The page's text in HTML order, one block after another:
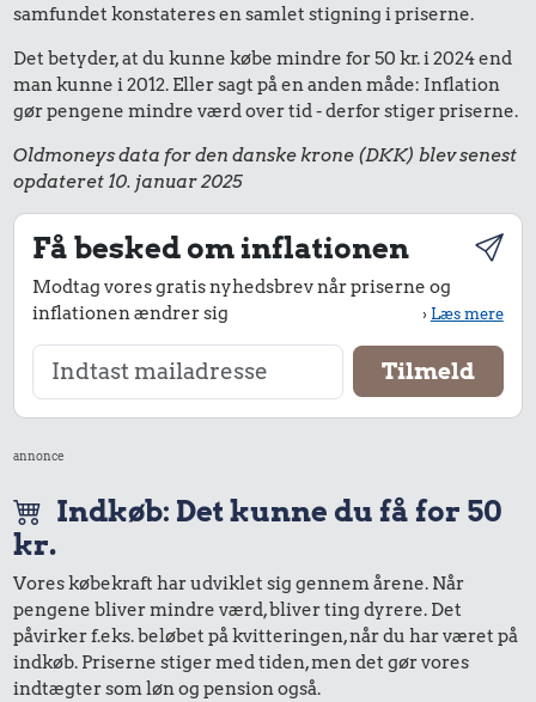
samfundet konstateres en samlet stigning i priserne.
Det betyder, at du kunne købe mindre for 50 kr. i 2024 end
man kunne i 2012. Eller sagt på en anden måde: Inflation
gør pengene mindre værd over tid - derfor stiger priserne.
Oldmoneys data for den danske krone (DKK) blev senest
opdateret 10. januar 2025
Få besked om inflationen
Modtag vores gratis nyhedsbrev når priserne og
inflationen ændrer sig
›Læs mere
annonce
Indkøb: Det kunne du få for 50
kr.
Vores købekraft har udviklet sig gennem årene. Når
pengene bliver mindre værd, bliver ting dyrere. Det
påvirker f.eks. beløbet på kvitteringen, når du har været på
indkøb. Priserne stiger med tiden, men det gør vores
indtægter som løn og pension også.